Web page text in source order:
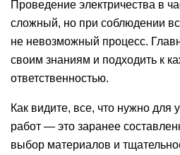
Проведение электричества в
сложный, но при соблюдении
не невозможный процесс.
своим знаниям и подходить к
ответственностью.
Как видите, все, что нужно для
работ — это заранее
выбор материалов и